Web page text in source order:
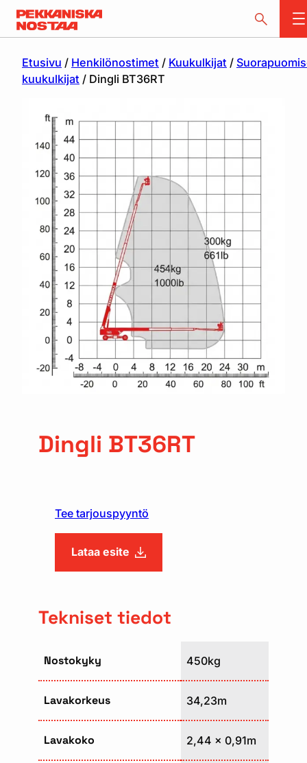
Etusivu / Henkilönostimet / Kuukulkijat /
kuukulkijat / Dingli BT36RT
Dingli BT36RT
Tee tarjouspyyntö
Lataa esite
Tekniset tiedot
Nostokyky 450kg
Lavakorkeus 34,23m
Lavakoko 2,44 x 0,91m